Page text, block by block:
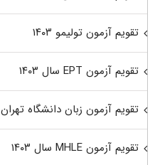
تقویم آزمون تولیمو ۱۴۰۳
تقویم آزمون EPT سال ۱۴۰۳
تقویم آزمون زبان دانشگاه تهران ۱۴۰۳
تقویم آزمون MHLE سال ۱۴۰۳